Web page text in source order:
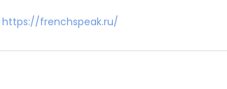
https://frenchspeak.ru/